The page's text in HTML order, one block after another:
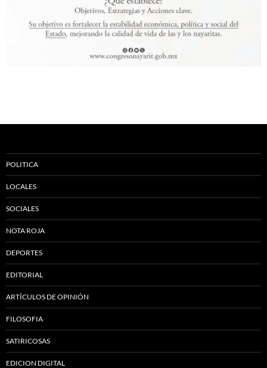
POLITICA
LOCALES
SOCIALES
NOTA ROJA
DEPORTES
EDITORIAL
ARTÍCULOS DE OPINIÓN
FILOSOFIA
SATIRICOSAS
EDICION DIGITAL